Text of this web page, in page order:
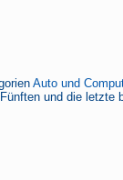
Auto und
und die letzte